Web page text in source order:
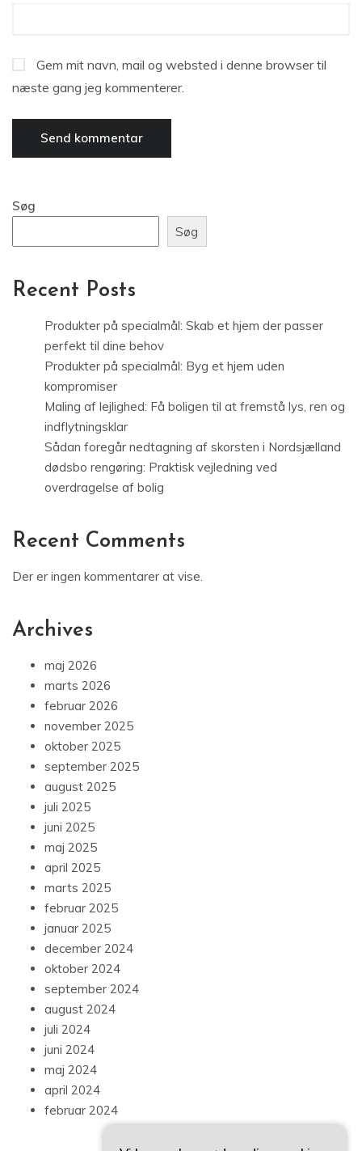
Gem mit navn, mail og websted i denne browser til
næste gang jeg kommenterer.
Søg
Søg
Recent Posts
Produkter på specialmål: Skab et hjem der passer
perfekt til dine behov
Produkter på specialmål: Byg et hjem uden
kompromiser
Maling af lejlighed: Få boligen til at fremstå lys, ren og
indflytningsklar
Sådan foregår nedtagning af skorsten i Nordsjælland
dødsbo rengøring: Praktisk vejledning ved
overdragelse af bolig
Recent Comments
Der er ingen kommentarer at vise.
Archives
maj 2026
marts 2026
februar 2026
november 2025
oktober 2025
september 2025
august 2025
juli 2025
juni 2025
maj 2025
april 2025
marts 2025
februar 2025
januar 2025
december 2024
oktober 2024
september 2024
august 2024
juli 2024
juni 2024
maj 2024
april 2024
februar 2024